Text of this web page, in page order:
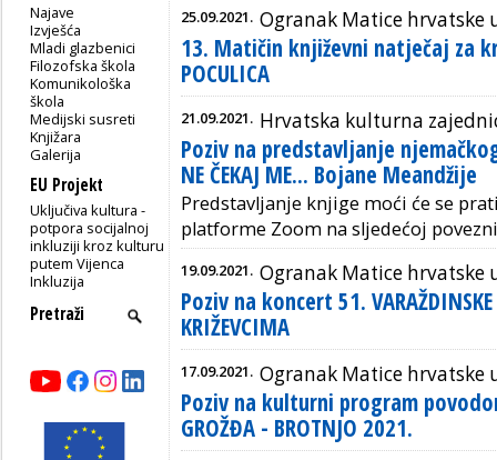
Najave
Izvješća
Mladi glazbenici
Filozofska škola
Komunikološka
škola
Medijski susreti
Knjižara
Galerija
EU Projekt
Uključiva kultura -
potpora socijalnoj
inkluziji kroz kulturu
putem Vijenca
Inkluzija
25.09.2021. Ogranak Matice hrvatske
13. Matičin književni natječaj za
POCULICA
21.09.2021. Hrvatska kulturna
Poziv na predstavljanje
NE ČEKAJ ME... Bojane Meandžije
Predstavljanje knjige moći će se
platforme Zoom na sljedećoj
19.09.2021. Ogranak Matice hrvatske
Poziv na koncert 51. VARAŽDINSKE
KRIŽEVCIMA
17.09.2021. Ogranak Matice hrvatske
Poziv na kulturni program
GROŽĐA - BROTNJO 2021.